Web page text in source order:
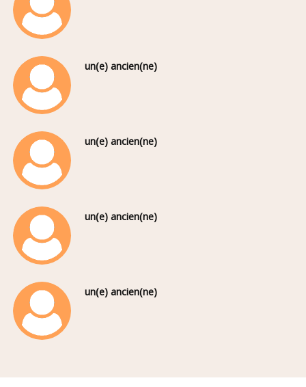
un(e) ancien(ne)
un(e) ancien(ne)
un(e) ancien(ne)
un(e) ancien(ne)